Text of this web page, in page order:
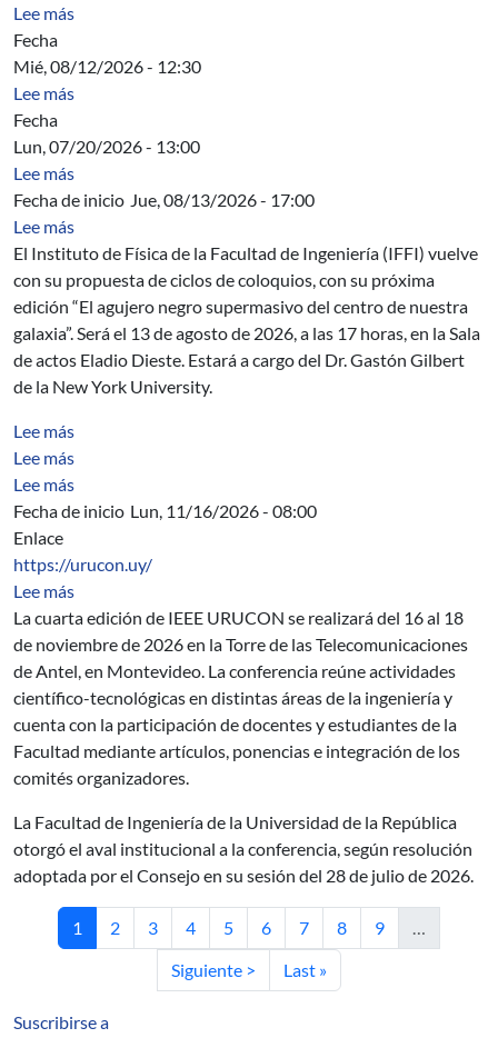
Lee más
Fecha
Mié, 08/12/2026 - 12:30
Lee más
Fecha
Lun, 07/20/2026 - 13:00
Lee más
Fecha de inicio Jue, 08/13/2026 - 17:00
Lee más
El Instituto de Física de la Facultad de Ingeniería (IFFI) vuelve
con su propuesta de ciclos de coloquios, con su próxima
edición “El agujero negro supermasivo del centro de nuestra
galaxia”. Será el 13 de agosto de 2026, a las 17 horas, en la Sala
de actos Eladio Dieste. Estará a cargo del Dr. Gastón Gilbert
de la New York University.
Lee más
Lee más
Lee más
Fecha de inicio Lun, 11/16/2026 - 08:00
Enlace
https://urucon.uy/
Lee más
La cuarta edición de IEEE URUCON se realizará del 16 al 18
de noviembre de 2026 en la Torre de las Telecomunicaciones
de Antel, en Montevideo. La conferencia reúne actividades
científico-tecnológicas en distintas áreas de la ingeniería y
cuenta con la participación de docentes y estudiantes de la
Facultad mediante artículos, ponencias e integración de los
comités organizadores.
La Facultad de Ingeniería de la Universidad de la República
otorgó el aval institucional a la conferencia, según resolución
adoptada por el Consejo en su sesión del 28 de julio de 2026.
Página actual
1 Página
2 Página
3 Página
4 Página
5 Página
6 Página
7 Página
8 Página
9
Siguiente página
Siguiente > Última página
Last »
Suscribirse a